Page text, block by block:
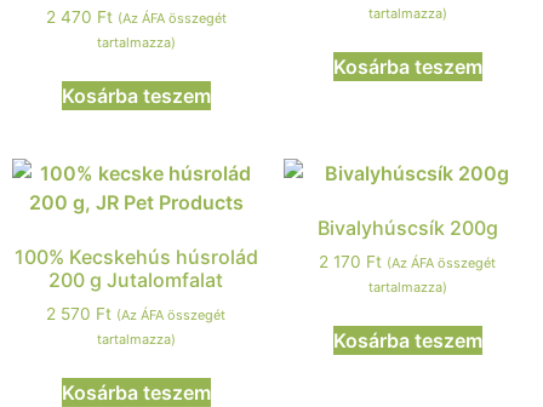
2 470 Ft (Az ÁFA összegét
tartalmazza)
Kosárba teszem
tartalmazza)
Kosárba teszem
100% Kecskehús húsrolád
200 g Jutalomfalat
2 570 Ft (Az ÁFA összegét
tartalmazza)
Kosárba teszem
Bivalyhúscsík 200g
2 170 Ft (Az ÁFA összegét
tartalmazza)
Kosárba teszem